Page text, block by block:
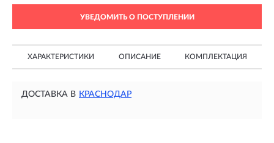
УВЕДОМИТЬ О ПОСТУПЛЕНИИ
ХАРАКТЕРИСТИКИ ОПИСАНИЕ КОМПЛЕКТАЦИЯ
ДОСТАВКА В КРАСНОДАР